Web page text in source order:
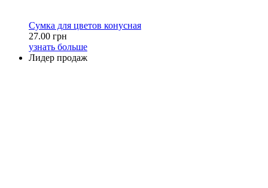
Сумка для цветов конусная
27.00 грн
узнать больше
Лидер продаж